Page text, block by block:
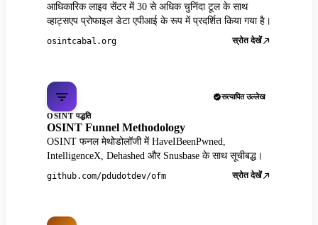
आधिकारिक लाइव सेंटर में 30 से अधिक चुनिंदा टूल के साथ
व्हाट्सएप प्रोफाइल डेटा एपीआई के रूप में प्रदर्शित किया गया है।
osintcabal.org स्रोत देखें
सत्यापित उल्लेख
OSINT पद्धति
OSINT Funnel Methodology
OSINT फनल मेथोडोलॉजी में HaveIBeenPwned,
IntelligenceX, Dehashed और Snusbase के साथ सूचीबद्ध।
github.com/pdudotdev/ofm स्रोत देखें